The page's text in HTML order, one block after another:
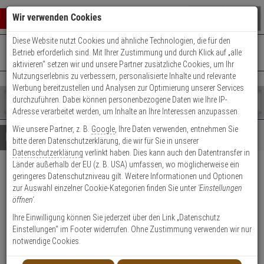
0 ARTIKEL IM WARENKORB
Ihr Warenkorb ist momentan leer.
Ergebnisse ()
Fertig
Shop
durchsuchen
Bitte
geben
Sie
mindestens
Zeichen
ein,
um
Suche
Es
wurde
noch
Kategorien
Suche
gestartet
+49 (0)821 899 493-0Mo. - Do.: 8:00 - 16:30 | Fr.: 8:00 - 14:00 Uhr
Kontaktservice nutzen
Details Beratung
ABUS FOS550 S vs. EK
Fensterschloss silber
Produktmerkmale
Datenblatt drucken
Wir verwenden Cookies
Diese Website nutzt Cookies und ähnliche Technologien, die für den
Betrieb erforderlich sind. Mit Ihrer Zustimmung und durch Klick auf „alle
aktivieren“ setzen wir und unsere Partner zusätzliche Cookies, um Ihr
Nutzungserlebnis zu verbessern, personalisierte Inhalte und relevante
Werbung bereitzustellen und Analysen zur Optimierung unserer Services
durchzuführen. Dabei können personenbezogene Daten wie Ihre IP-
Adresse verarbeitet werden, um Inhalte an Ihre Interessen anzupassen.
Wie unsere Partner, z. B. Google , Ihre Daten verwenden, entnehmen Sie
bitte deren Datenschutzerklärung, die wir für Sie in unserer
Datenschutzerklärung verlinkt haben. Dies kann auch den Datentransfer in
Länder außerhalb der EU (z. B. USA) umfassen, wo möglicherweise ein
geringeres Datenschutzniveau gilt. Weitere Informationen und Optionen
zur Auswahl einzelner Cookie-Kategorien finden Sie unter 'Einstellungen
öffnen'.
Ihre Einwilligung können Sie jederzeit über den Link „Datenschutz
Einstellungen“ im Footer widerrufen. Ohne Zustimmung verwenden wir nur
notwendige Cookies.